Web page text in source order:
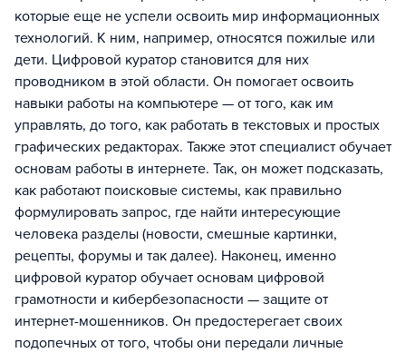
которые еще не успели освоить мир информационных
технологий. К ним, например, относятся пожилые или
дети. Цифровой куратор становится для них
проводником в этой области. Он помогает освоить
навыки работы на компьютере — от того, как им
управлять, до того, как работать в текстовых и простых
графических редакторах. Также этот специалист обучает
основам работы в интернете. Так, он может подсказать,
как работают поисковые системы, как правильно
формулировать запрос, где найти интересующие
человека разделы (новости, смешные картинки,
рецепты, форумы и так далее). Наконец, именно
цифровой куратор обучает основам цифровой
грамотности и кибербезопасности — защите от
интернет-мошенников. Он предостерегает своих
подопечных от того, чтобы они передали личные